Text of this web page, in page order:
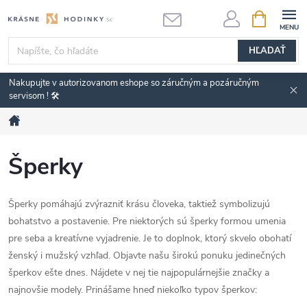
na
obsah
HĽADAŤ
KOŠÍK
Nakupujte v autorizovanom eshope so záručným a pozáručným
servisom ! 🛠️
Šperky
Šperky pomáhajú zvýrazniť krásu človeka, taktiež symbolizujú
bohatstvo a postavenie. Pre niektorých sú šperky formou umenia
pre seba a kreatívne vyjadrenie. Je to doplnok, ktorý skvelo obohatí
ženský i mužský vzhľad. Objavte našu širokú ponuku jedinečných
šperkov ešte dnes. Nájdete v nej tie najpopulárnejšie značky a
najnovšie modely. Prinášame hneď niekoľko typov šperkov: